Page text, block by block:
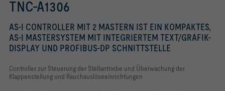
TNC-A1306
AS-I CONTROLLER MIT 2 MASTERN IST EIN KOMPAKTES,
AS-I MASTERSYSTEM MIT INTEGRIERTEM TEXT/GRAFIK-
DISPLAY UND PROFIBUS-DP SCHNITTSTELLE
Controller zur Steuerung der Stellantriebe und Überwachung der
Klappenstellung und Rauchauslöseeinrichtungen